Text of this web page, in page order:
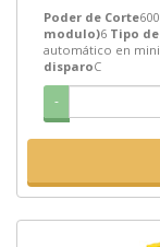
Poder de Corte
modulo)6 Tipo
automático en
disparoC
-